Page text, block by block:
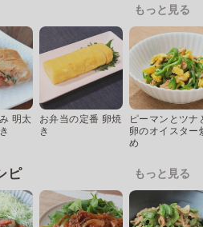
もっと見る
明太
お弁当の定番 卵焼
き
ピーマンとツナ
卵のオイスター
め
ピ もっと見る